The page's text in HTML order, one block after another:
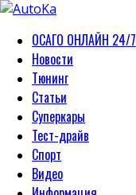
ОСАГО ОНЛАЙН 24/7
Новости
Тюнинг
Статьи
Суперкары
Тест-драйв
Спорт
Видео